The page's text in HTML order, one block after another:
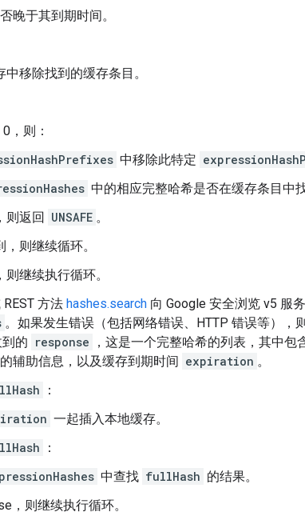
晚于其到期时间。
中移除找到的缓存条目。
，则：
中移除此特定
中的相应完整哈希是否在缓存条目中找
则返回 UNSAFE 。
则继续循环。
继续执行循环。
方法 hashes.search 向 Google 安全浏览 v5 服
。如果发生错误（包括网络错误、HTTP 错误等），
的 response
，这是一个完整哈希的列表，其中包
辅助信息，以及缓存到期时间 expiration 。
：
一起插入本地缓存。
：
中查找 fullHash 的结果。
，则继续执行循环。